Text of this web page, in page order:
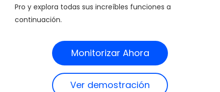
Pro y explora todas sus increíbles funciones a
continuación.
Monitorizar Ahora
Ver demostración